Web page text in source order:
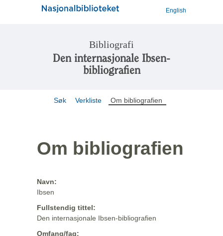
English
Bibliografi
Den internasjonale Ibsen-
bibliografien
Søk Verkliste Om bibliografien
Om bibliografien
Navn:
Ibsen
Fullstendig tittel:
Den internasjonale Ibsen-bibliografien
Omfang/fag: